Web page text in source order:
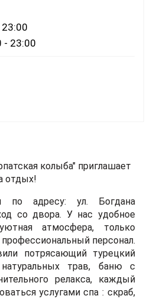
- 23:00
колыба" приглашает
отдых!
по адресу: ул. Богдана
со двора. У нас удобное
атмосфера, только
персонал.
потрясающий турецкий
трав, баню с
релакса, каждый
услугами спа : скраб,